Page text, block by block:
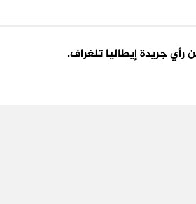
رأي جريدة إيطاليا تلغراف.